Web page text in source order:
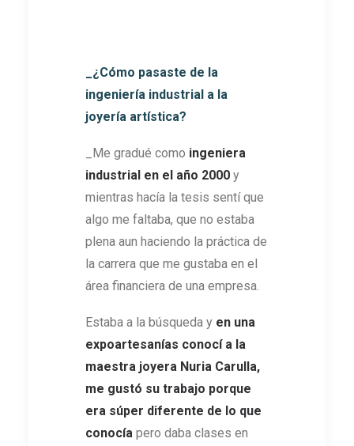
_¿Cómo pasaste de la
ingeniería industrial a la
joyería artística?
_Me gradué como ingeniera
industrial en el año 2000 y
mientras hacía la tesis sentí que
algo me faltaba, que no estaba
plena aun haciendo la práctica de
la carrera que me gustaba en el
área financiera de una empresa.
Estaba a la búsqueda y en una
expoartesanías conocí a la
maestra joyera Nuria Carulla,
me gustó su trabajo porque
era súper diferente de lo que
conocía pero daba clases en